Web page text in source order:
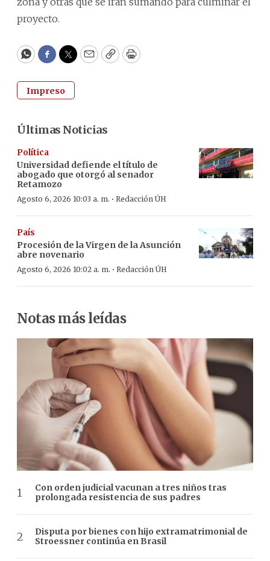
proyecto.
WhatsApp
Facebook
Twitter
EmailCopyPrint
Impreso
Últimas Noticias
Política
Universidad defiende el título de
abogado que otorgó al senador
Retamozo
Agosto 6, 2026 10:03 a. m. · Redacción ÚH
País
Procesión de la Virgen de la Asunción
abre novenario
Agosto 6, 2026 10:02 a. m. · Redacción ÚH
Notas más leídas
Con orden judicial vacunan a tres niños tras
prolongada resistencia de sus padres
Disputa por bienes con hijo extramatrimonial de
Stroessner continúa en Brasil